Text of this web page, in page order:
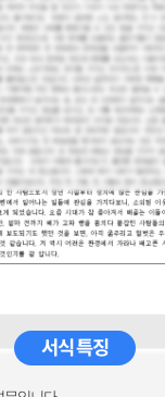
서식 특징